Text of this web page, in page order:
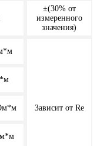
±(30% от
измеренного
значения)
Зависит от Re